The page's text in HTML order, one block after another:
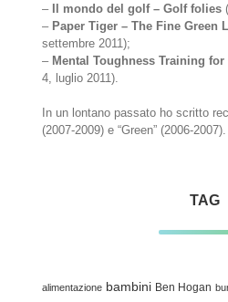
–
Il mondo del golf – Golf folies
– Paper Tiger – The Fine Green
settembre 2011);
– Mental Toughness Training
4, luglio 2011).
In un lontano passato ho scritto
(2007-2009) e “Green” (2006-2007).
TAG
alimentazione bambini Ben Hogan